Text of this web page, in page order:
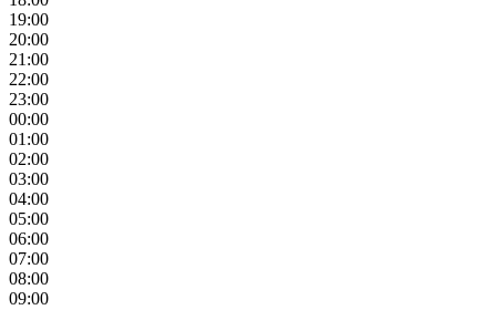
19:00
20:00
21:00
22:00
23:00
00:00
01:00
02:00
03:00
04:00
05:00
06:00
07:00
08:00
09:00